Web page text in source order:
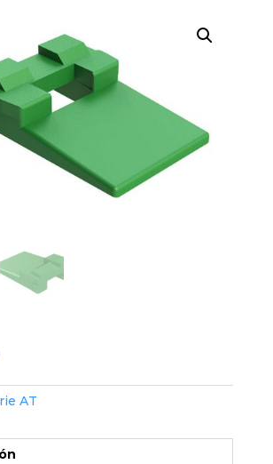
AT